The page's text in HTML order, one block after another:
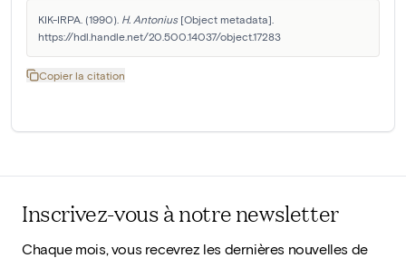
KIK-IRPA. (1990). H. Antonius [Object metadata].
https://hdl.handle.net/20.500.14037/object.17283
Copier la citation
Inscrivez-vous à notre newsletter
Chaque mois, vous recevrez les dernières nouvelles de